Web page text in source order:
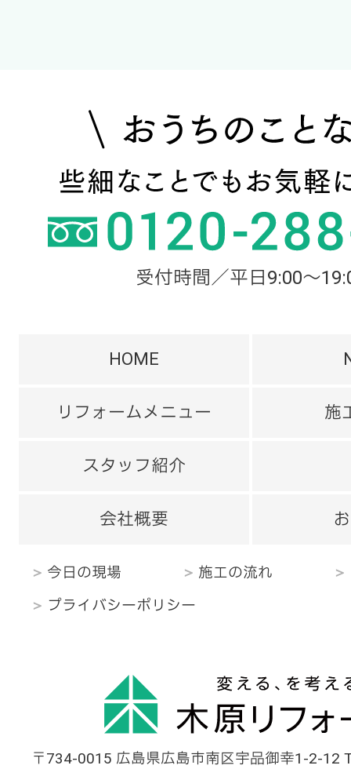
受付時間／平日9:00～
HOME
リフォームメニュー 施
スタッフ紹介
会社概要
今日の現場 施工の流れ
プライバシーポリシー
〒734-0015 広島県広島市南区宇品御幸1-2-12